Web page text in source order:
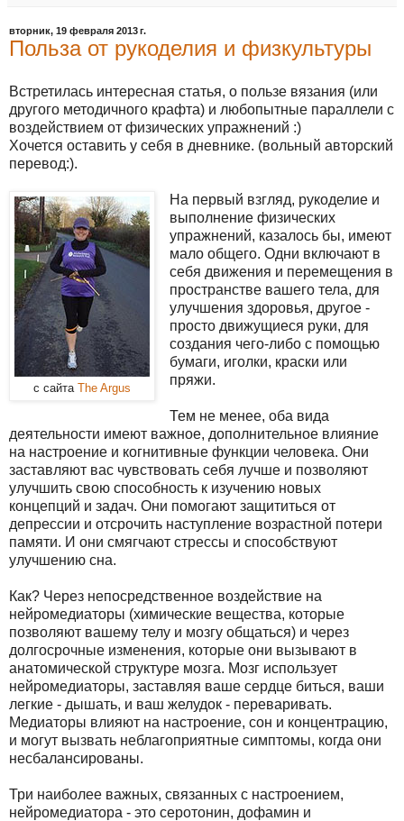
вторник, 19 февраля 2013 г.
Польза от рукоделия и физкультуры
Встретилась интересная статья, о пользе вязания (или
другого методичного крафта) и любопытные параллели с
воздействием от физических упражнений :)
Хочется оставить у себя в дневнике. (вольный авторский
перевод:).
с сайта The Argus
На первый взгляд, рукоделие и
выполнение физических
упражнений, казалось бы, имеют
мало общего. Одни включают в
себя движения и перемещения в
пространстве вашего тела, для
улучшения здоровья, другое -
просто движущиеся руки, для
создания чего-либо с помощью
бумаги, иголки, краски или
пряжи.
Тем не менее, оба вида
деятельности имеют важное, дополнительное влияние
на настроение и когнитивные функции человека. Они
заставляют вас чувствовать себя лучше и позволяют
улучшить свою способность к изучению новых
концепций и задач. Они помогают защититься от
депрессии и отсрочить наступление возрастной потери
памяти. И они смягчают стрессы и способствуют
улучшению сна.
Как? Через непосредственное воздействие на
нейромедиаторы (химические вещества, которые
позволяют вашему телу и мозгу общаться) и через
долгосрочные изменения, которые они вызывают в
анатомической структуре мозга. Мозг использует
нейромедиаторы, заставляя ваше сердце биться, ваши
легкие - дышать, и ваш желудок - переваривать.
Медиаторы влияют на настроение, сон и концентрацию,
и могут вызвать неблагоприятные симптомы, когда они
несбалансированы.
Три наиболее важных, связанных с настроением,
нейромедиатора - это серотонин, дофамин и